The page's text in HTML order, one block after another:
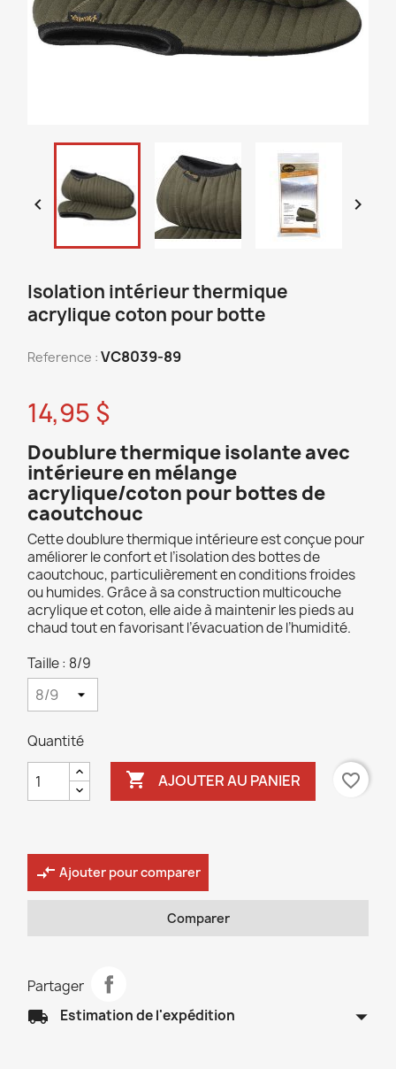
 
Isolation intérieur thermique
acrylique coton pour botte
Reference : VC8039-89
14,95 $
Doublure thermique isolante avec
intérieure en mélange
acrylique/coton pour bottes de
caoutchouc
Cette doublure thermique intérieure est conçue pour
améliorer le confort et l’isolation des bottes de
caoutchouc, particulièrement en conditions froides
ou humides. Grâce à sa construction multicouche
acrylique et coton, elle aide à maintenir les pieds au
chaud tout en favorisant l’évacuation de l’humidité.
Taille : 8/9
Quantité
 AJOUTER AU PANIER favorite_border
compare_arrows Ajouter pour comparer
Comparer
Partager
local_shipping Estimation de l'expédition arrow_drop_down